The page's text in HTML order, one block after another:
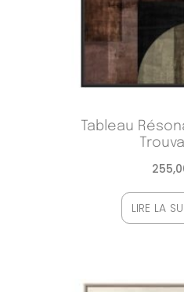
Tableau
LIRE LA